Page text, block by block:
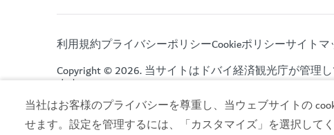
当社はお客様のプライバシーを尊重し、当ウェブサイトの
せます。設定を管理するには、「カスタマイズ」を選択して
利用規約プライバシーポリシーCookieポリシーサイトマ
Copyright © 2026. 当サイトはドバイ経済観光庁が管理
ます。